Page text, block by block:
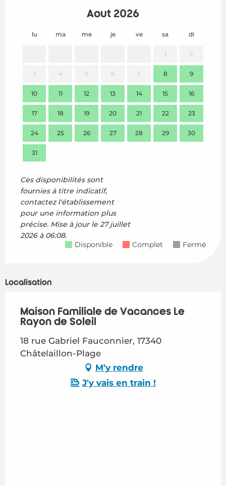
Août 2026
lu ma me je ve sa di
1 2
3 4 5 6 7 8 9
10 11 12 13 14 15 16
17 18 19 20 21 22 23
24 25 26 27 28 29 30
31
Ces disponibilités sont
fournies à titre indicatif,
contactez l'établissement
pour une information plus
précise. Mise à jour le 27 juillet
2026 à 06:08.
Disponible
Complet Fermé
Localisation
Maison Familiale de Vacances Le
Rayon de Soleil
18 rue Gabriel Fauconnier, 17340
Châtelaillon-Plage
M'y rendre
J'y vais en train !